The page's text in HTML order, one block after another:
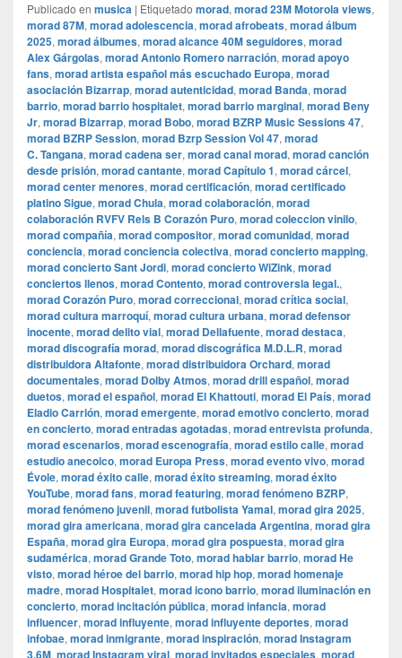
Publicado en musica | Etiquetado morad, morad 23M Motorola views,
morad 87M, morad adolescencia, morad afrobeats, morad álbum
2025, morad álbumes, morad alcance 40M seguidores, morad
Alex Gárgolas, morad Antonio Romero narración, morad apoyo
fans, morad artista español más escuchado Europa, morad
asociación Bizarrap, morad autenticidad, morad Banda, morad
barrio, morad barrio hospitalet, morad barrio marginal, morad Beny
Jr, morad Bizarrap, morad Bobo, morad BZRP Music Sessions 47,
morad BZRP Session, morad Bzrp Session Vol 47, morad
C. Tangana, morad cadena ser, morad canal morad, morad canción
desde prisión, morad cantante, morad Capítulo 1, morad cárcel,
morad center menores, morad certificación, morad certificado
platino Sigue, morad Chula, morad colaboración, morad
colaboración RVFV Rels B Corazón Puro, morad coleccion vinilo,
morad compañía, morad compositor, morad comunidad, morad
conciencia, morad conciencia colectiva, morad concierto mapping,
morad concierto Sant Jordi, morad concierto WiZink, morad
conciertos llenos, morad Contento, morad controversia legal.,
morad Corazón Puro, morad correccional, morad crítica social,
morad cultura marroquí, morad cultura urbana, morad defensor
inocente, morad delito vial, morad Dellafuente, morad destaca,
morad discografía morad, morad discográfica M.D.L.R, morad
distribuidora Altafonte, morad distribuidora Orchard, morad
documentales, morad Dolby Atmos, morad drill español, morad
duetos, morad el español, morad El Khattouti, morad El País, morad
Eladio Carrión, morad emergente, morad emotivo concierto, morad
en concierto, morad entradas agotadas, morad entrevista profunda,
morad escenarios, morad escenografía, morad estilo calle, morad
estudio anecoico, morad Europa Press, morad evento vivo, morad
Évole, morad éxito calle, morad éxito streaming, morad éxito
YouTube, morad fans, morad featuring, morad fenómeno BZRP,
morad fenómeno juvenil, morad futbolista Yamal, morad gira 2025,
morad gira americana, morad gira cancelada Argentina, morad gira
España, morad gira Europa, morad gira pospuesta, morad gira
sudamérica, morad Grande Toto, morad hablar barrio, morad He
visto, morad héroe del barrio, morad hip hop, morad homenaje
madre, morad Hospitalet, morad icono barrio, morad iluminación en
concierto, morad incitación pública, morad infancia, morad
influencer, morad influyente, morad influyente deportes, morad
infobae, morad inmigrante, morad inspiración, morad Instagram
3.6M, morad Instagram viral, morad invitados especiales, morad